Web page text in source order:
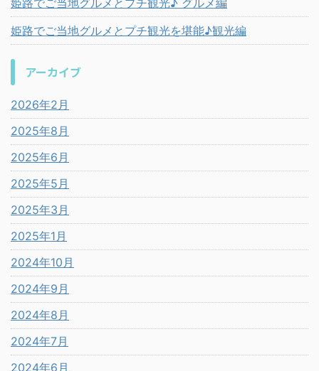
姫路でご当地グルメとプチ観光を堪能♪観光編
アーカイブ
2026年2月
2025年8月
2025年6月
2025年5月
2025年3月
2025年1月
2024年10月
2024年9月
2024年8月
2024年7月
2024年6月